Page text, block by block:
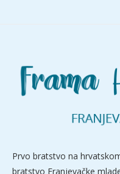
Prvo bratstvo na
bratstvo Franjevačke